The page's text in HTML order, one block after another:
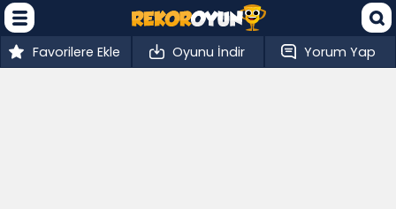
Favorilere Ekle Oyunu İndir Yorum Yap